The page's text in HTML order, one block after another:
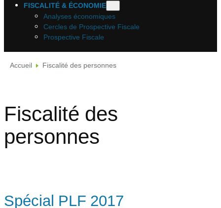
FISCALITÉ & ÉCONOMIE
Analyses économiques
Cercles de Prospective Fiscale
Prospective Fiscale
Accueil Fiscalité des personnes
Fiscalité des
personnes
Spécial PLF 2017